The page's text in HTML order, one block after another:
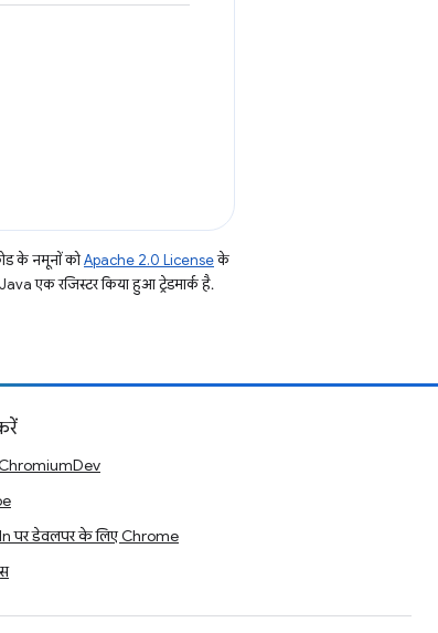
के नमूनों कोApache 2.0 Licenseके
एक रजिस्टर किया हुआ ट्रेडमार्क है.
पर डेवलपर के लिए Chrome